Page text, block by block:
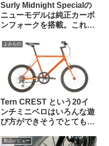
Surly Midnight Specialの
ニューモデルは純正カーボ
ンフォークを搭載。これで
よみもの
Tern CREST という20イ
ンチミニベロはいろんな遊
び方ができそうでとても気
察】
製品レビュー